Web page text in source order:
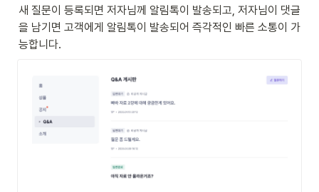
새 질문이 등록되면 저자님께 알림톡이 발송되고, 저자님이 댓글
을 남기면 고객에게 알림톡이 발송되어 즉각적인 빠른 소통이 가
능합니다.